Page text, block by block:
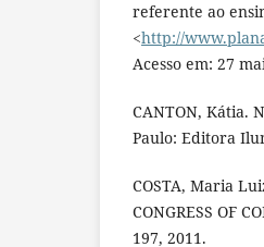
referente ao
<http://
Acesso em: 27
CANTON, Kátia.
Paulo: Editora
COSTA, Maria
CONGRESS OF
197, 2011.